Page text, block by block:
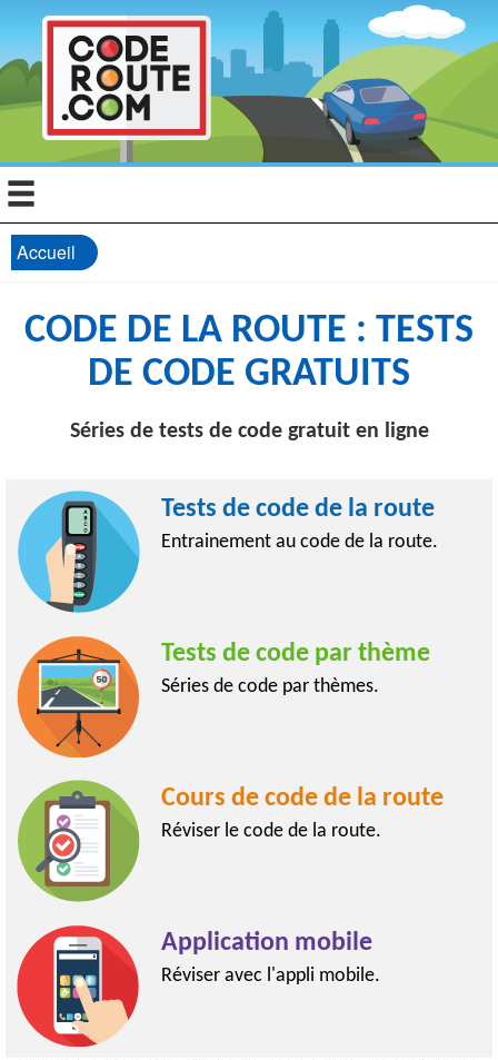
Accueil
CODE DE LA ROUTE : TESTS
DE CODE GRATUITS
Séries de tests de code gratuit en ligne
Tests de code de la route
Entrainement au code de la route.
Tests de code par thème
Séries de code par thèmes.
Cours de code de la route
Réviser le code de la route.
Application mobile
Réviser avec l'appli mobile.